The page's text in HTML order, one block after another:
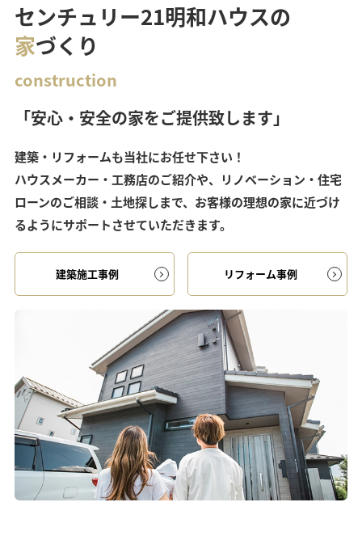
センチュリー21明和ハウスの
家づくり
construction
「安心・安全の家をご提供致します」
建築・リフォームも当社にお任せ下さい！
ハウスメーカー・工務店のご紹介や、リノベーション・住宅
ローンのご相談・土地探しまで、お客様の理想の家に近づけ
るようにサポートさせていただきます。
建築施工事例 リフォーム事例